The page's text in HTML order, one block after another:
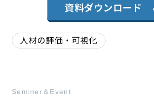
資料ダウンロード
人材の評価・可視化
Seminer＆Event